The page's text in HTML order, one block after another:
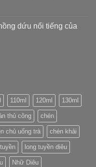
dứu nổi tiếng của
110ml 120ml 130ml
thủ công chén
chủ uống trà chén khải
long tuyền diêu
Nhữ Diêu